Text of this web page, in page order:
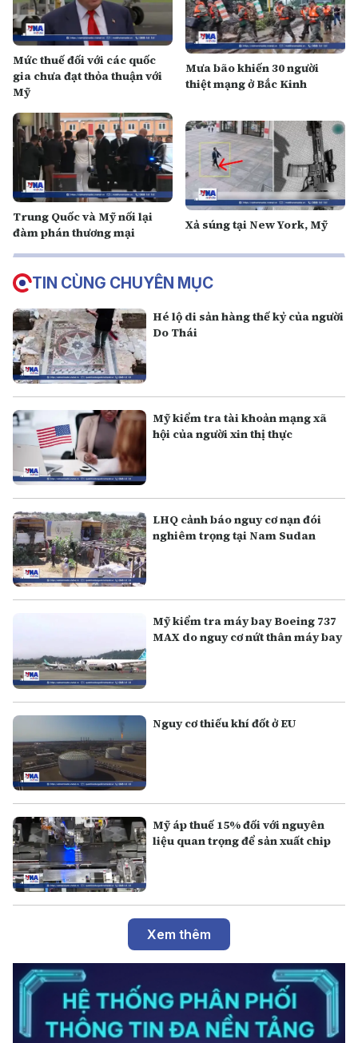
Mức thuế đối với các quốc
gia chưa đạt thỏa thuận với
Mỹ
Mưa bão khiến 30 người
thiệt mạng ở Bắc Kinh
Trung Quốc và Mỹ nối lại
đàm phán thương mại
Xả súng tại New York, Mỹ
TIN CÙNG CHUYÊN MỤC
Hé lộ di sản hàng thế kỷ của người
Do Thái
Mỹ kiểm tra tài khoản mạng xã
hội của người xin thị thực
LHQ cảnh báo nguy cơ nạn đói
nghiêm trọng tại Nam Sudan
Mỹ kiểm tra máy bay Boeing 737
MAX do nguy cơ nứt thân máy bay
Nguy cơ thiếu khí đốt ở EU
Mỹ áp thuế 15% đối với nguyên
liệu quan trọng để sản xuất chip
Xem thêm